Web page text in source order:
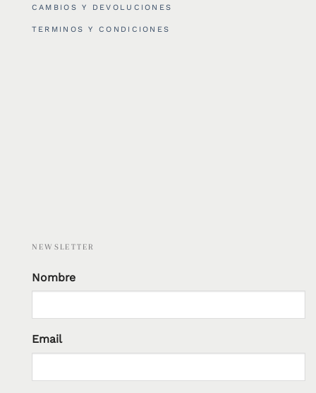
CAMBIOS Y DEVOLUCIONES
TERMINOS Y CONDICIONES
NEWSLETTER
Nombre
Email